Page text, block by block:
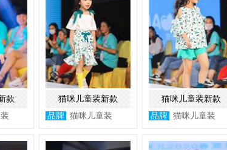
款
猫咪儿童装新款
品牌 猫咪儿童装
猫咪儿童装新款
品牌 猫咪儿童装